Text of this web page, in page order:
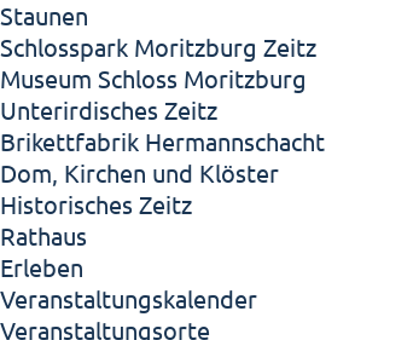
Staunen
Schlosspark Moritzburg Zeitz
Museum Schloss Moritzburg
Unterirdisches Zeitz
Brikettfabrik Hermannschacht
Dom, Kirchen und Klöster
Historisches Zeitz
Rathaus
Erleben
Veranstaltungskalender
Veranstaltungsorte